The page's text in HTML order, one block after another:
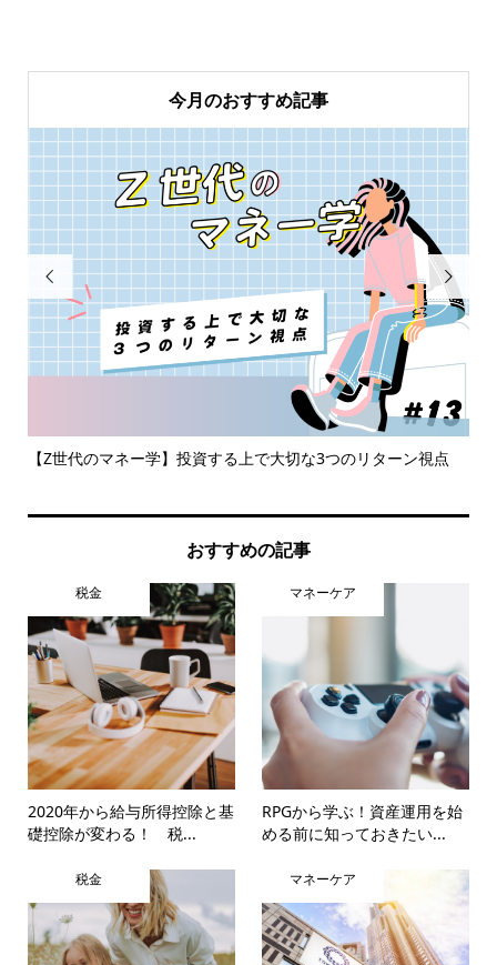
今月のおすすめ記事

【Z世代のマネー学】投資する上で大切な3つのリターン視点

おすすめの記事
税金
2020年から給与所得控除と基
礎控除が変わる！ 税...
マネーケア
RPGから学ぶ！資産運用を始
める前に知っておきたい...
税金 マネーケア